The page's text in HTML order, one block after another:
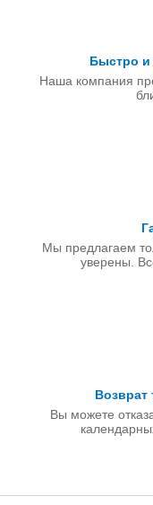
Быстро и
Наша компания
Мы предлагаем
уверены.
Возврат
Вы можете